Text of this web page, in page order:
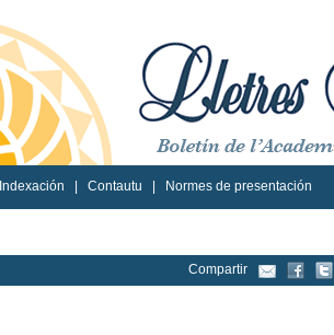
Indexación Contautu Normes de presentación
Compartir